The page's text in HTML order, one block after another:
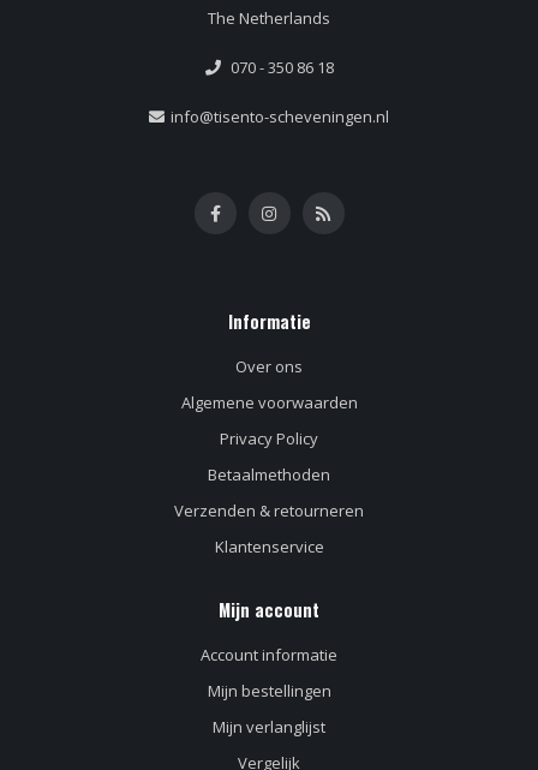
The Netherlands
070 - 350 86 18
info@tisento-scheveningen.nl
Informatie
Over ons
Algemene voorwaarden
Privacy Policy
Betaalmethoden
Verzenden & retourneren
Klantenservice
Mijn account
Account informatie
Mijn bestellingen
Mijn verlanglijst
Vergelijk